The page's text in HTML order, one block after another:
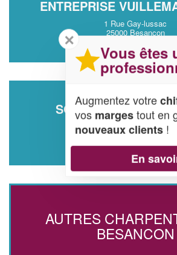
ENTREPRISE
1 Rue Gay-lussac
25000 Besancon
SOCIÉTÉ JO & TOIT
92 Rue De Dole
25000 Besancon
AUTRES
BESANCON
✕
Vous êtes
Augmentez votre
vos margestout en
nouveaux clients !
En